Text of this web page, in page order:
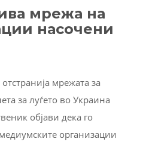
мрежа на
насочени
мрежата за
за луѓето во Украина
објави дека го
организации